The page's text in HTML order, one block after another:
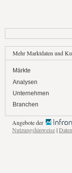
Mehr Marktdaten und
Märkte
Analysen
Unternehmen
Branchen
Angebote der
Nutzungshinweise|